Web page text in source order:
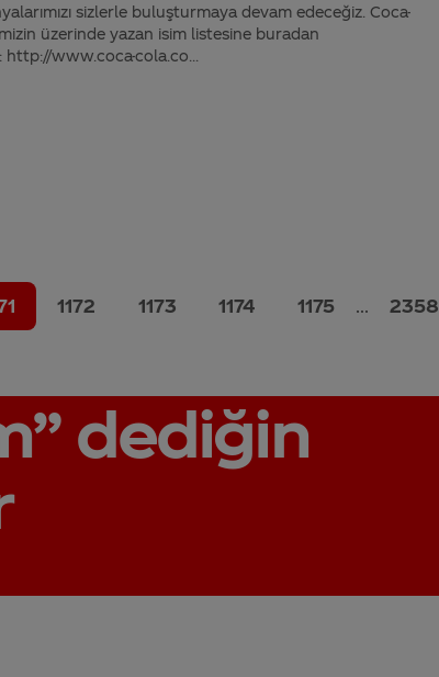
sizlerle buluşturmaya devam edeceğiz. Coca-
üzerinde yazan isim listesine buradan
http://www.coca-cola.co...
1172 1173 1174 1175 ... 2358
dediğin